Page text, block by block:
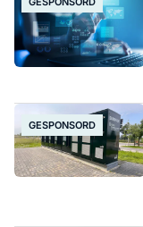
GESPONSORD